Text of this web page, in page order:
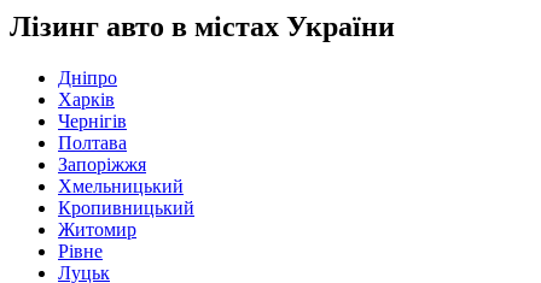
Лізинг авто в містах України
Дніпро
Харків
Чернігів
Полтава
Запоріжжя
Хмельницький
Кропивницький
Житомир
Рівне
Луцьк